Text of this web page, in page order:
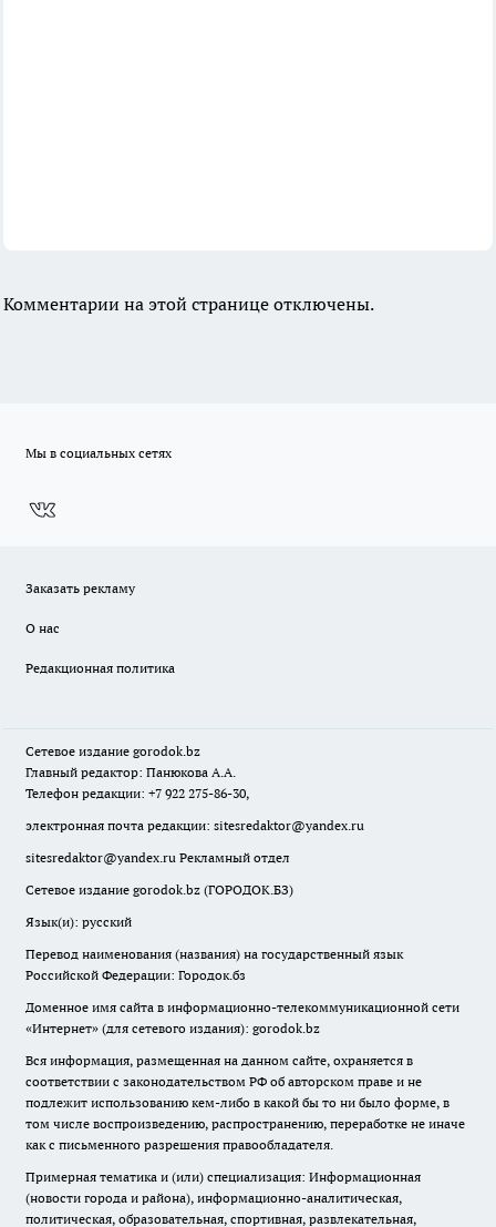
Комментарии на этой странице отключены.
Мы в социальных сетях
Заказать рекламу
О нас
Редакционная политика
Сетевое издание gorodok.bz
Главный редактор: Панюкова А.А.
Телефон редакции: +7 922 275-86-30,
электронная почта редакции: sitesredaktor@yandex.ru
sitesredaktor@yandex.ru Рекламный отдел
Сетевое издание gorodok.bz (ГОРОДОК.БЗ)
Язык(и): русский
Перевод наименования (названия) на государственный язык
Российской Федерации: Городок.бз
Доменное имя сайта в информационно-телекоммуникационной сети
«Интернет» (для сетевого издания): gorodok.bz
Вся информация, размещенная на данном сайте, охраняется в
соответствии с законодательством РФ об авторском праве и не
подлежит использованию кем-либо в какой бы то ни было форме, в
том числе воспроизведению, распространению, переработке не иначе
как с письменного разрешения правообладателя.
Примерная тематика и (или) специализация: Информационная
(новости города и района), информационно-аналитическая,
политическая, образовательная, спортивная, развлекательная,